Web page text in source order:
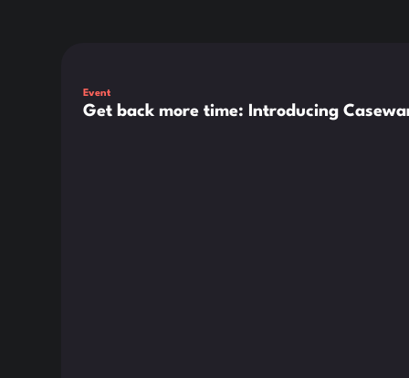
Event
Get back more time: Introducing